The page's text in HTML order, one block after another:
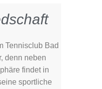
Tennisclub Bad
denn neben
findet in
sportliche